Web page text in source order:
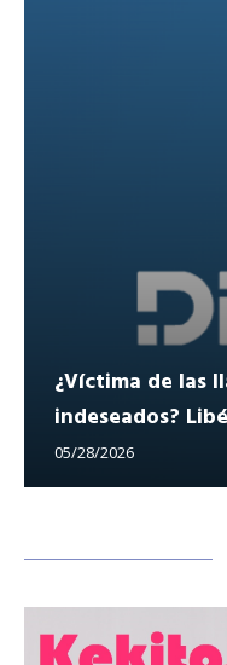
¿Víctima de las
indeseados?
05/28/2026